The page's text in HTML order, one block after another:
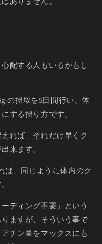
心配する人もいるかもし
の摂取を5日間行い、体
する摂り方です。
れば、それだけ早くク
来ます。
ば、同じように体内のク
ディング不要」という
ますが、そういう事で
チン量をマックスにも